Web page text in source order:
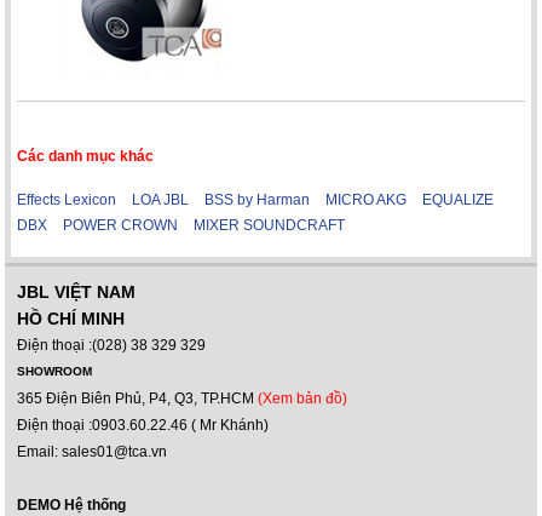
Các danh mục khác
Effects Lexicon LOA JBL BSS by Harman MICRO AKG
EQUALIZE
DBX
POWER CROWN MIXER SOUNDCRAFT
JBL VIỆT NAM
HỒ CHÍ MINH
Điện thoại :(028) 38 329 329
SHOWROOM
365 Điện Biên Phủ, P4, Q3, TP.HCM(Xem bản đồ)
Điện thoại :0903.60.22.46 ( Mr Khánh)
Email: sales01@tca.vn
DEMO Hệ thống